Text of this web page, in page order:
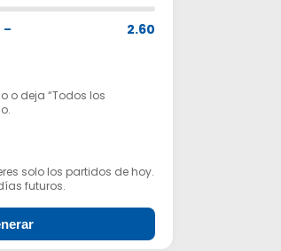
– 2.60
o deja “Todos los
solo los partidos de hoy.
futuros.